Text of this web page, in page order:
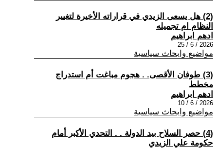
(2) هل يسعى الزيدي في قراراته الأخيرة لتغيير
النظام ام تجميله
ادهم ابراهيم
2026 / 6 / 25
مواضيع وابحاث سياسية
(3) طوفان الأقصى. . هجوم مباغت أم استدراج
مخطط
ادهم ابراهيم
2026 / 6 / 10
مواضيع وابحاث سياسية
(4) حصر السلاح بيد الدولة . . التحدي الأكبر أمام
حكومة علي الزيدي